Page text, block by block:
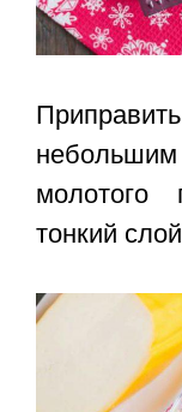
молотого
тонкий